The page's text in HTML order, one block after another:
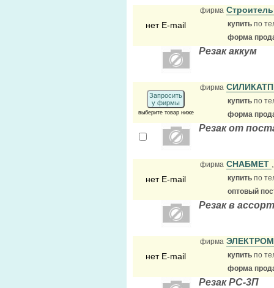
нет E-mail
фирма
купить по
форма
Резак аккум
Запросить
у фирмы
выберите товар ниже
фирма
купить по
форма
Резак от
нет E-mail
фирма СНАБМЕТ
купить по
оптовый
Резак в
нет E-mail
фирма
купить по
форма
Резак РС-3П